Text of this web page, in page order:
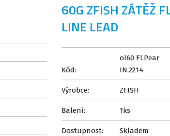
60G ZFISH ZÁTĚŽ
LINE LEAD
Kód:
ol60 Fl.Pear
IN.2214
Výrobce: ZFISH
Balení: 1ks
Dostupnost: Skladem